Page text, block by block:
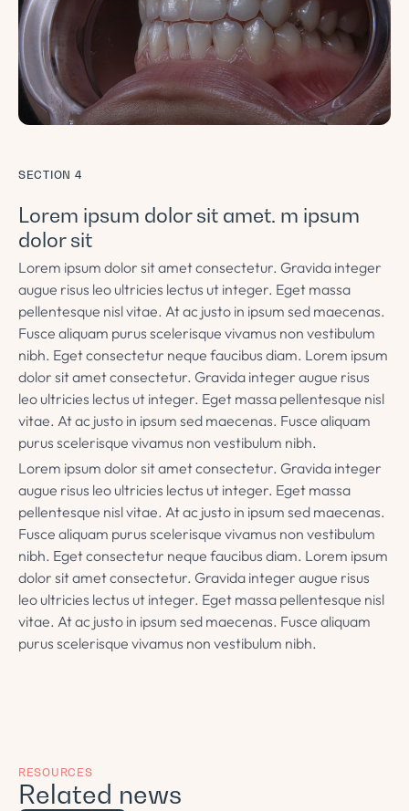
SECTION 4
Lorem ipsum dolor sit amet. m ipsum
dolor sit
Lorem ipsum dolor sit amet consectetur. Gravida integer
augue risus leo ultricies lectus ut integer. Eget massa
pellentesque nisl vitae. At ac justo in ipsum sed maecenas.
Fusce aliquam purus scelerisque vivamus non vestibulum
nibh. Eget consectetur neque faucibus diam. Lorem ipsum
dolor sit amet consectetur. Gravida integer augue risus
leo ultricies lectus ut integer. Eget massa pellentesque nisl
vitae. At ac justo in ipsum sed maecenas. Fusce aliquam
purus scelerisque vivamus non vestibulum nibh.
Lorem ipsum dolor sit amet consectetur. Gravida integer
augue risus leo ultricies lectus ut integer. Eget massa
pellentesque nisl vitae. At ac justo in ipsum sed maecenas.
Fusce aliquam purus scelerisque vivamus non vestibulum
nibh. Eget consectetur neque faucibus diam. Lorem ipsum
dolor sit amet consectetur. Gravida integer augue risus
leo ultricies lectus ut integer. Eget massa pellentesque nisl
vitae. At ac justo in ipsum sed maecenas. Fusce aliquam
purus scelerisque vivamus non vestibulum nibh.
RESOURCES
Related news